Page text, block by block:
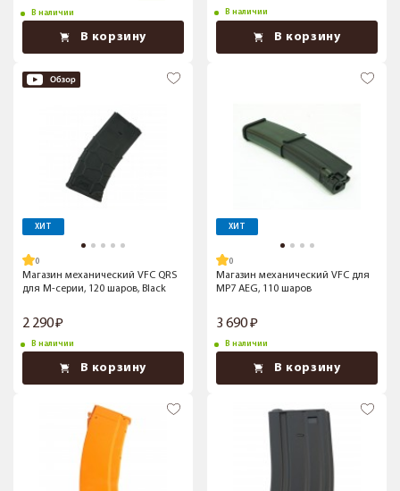
В наличии
В корзину
В наличии
В корзину
ХИТ
Магазин механический VFC QRS
для M-серии, 120 шаров, Black
2 290
В наличии
В корзину
ХИТ
Магазин механический VFC для
MP7 AEG, 110 шаров
3 690
В наличии
В корзину